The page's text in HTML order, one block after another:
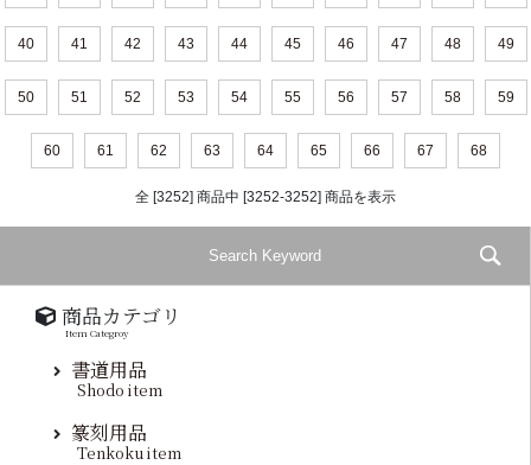
40 41 42 43 44 45 46 47 48 49
50 51 52 53 54 55 56 57 58 59
60 61 62 63 64 65 66 67 68
全 [3252] 商品中 [3252-3252] 商品を表示
商品カテゴリ
Item Categroy
書道用品
Shodo item
篆刻用品
Tenkoku item